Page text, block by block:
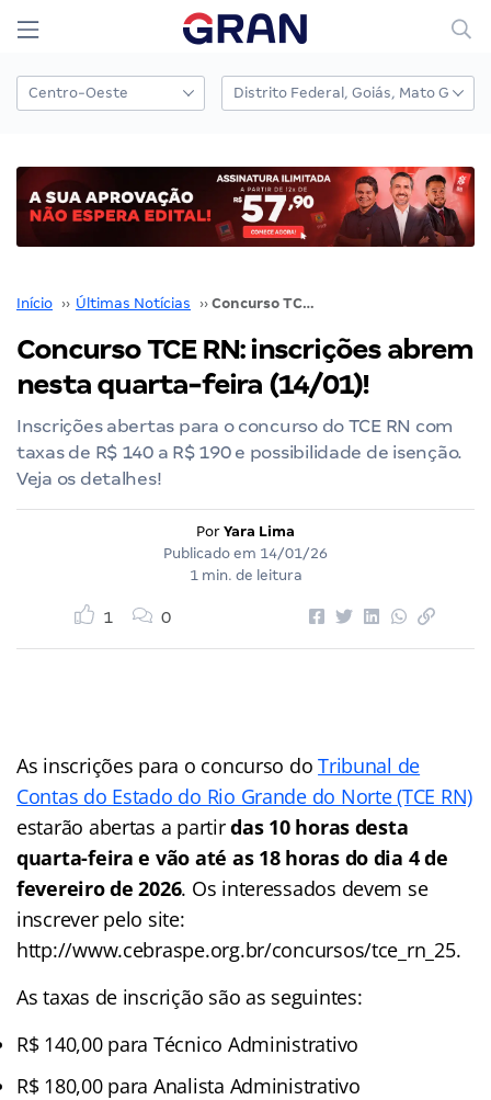
Início ›› Últimas Notícias ›› Concurso TCE RN: inscrições abrem nesta quarta-feira (14/01)!
Concurso TCE RN: inscrições abrem
nesta quarta-feira (14/01)!
Inscrições abertas para o concurso do TCE RN com
taxas de R$ 140 a R$ 190 e possibilidade de isenção.
Veja os detalhes!
Por Yara Lima
Publicado em 14/01/26
1 min. de leitura
1 0
As inscrições para o concurso doTribunal de
Contas do Estado do Rio Grande do Norte (TCE RN)
estarão abertas a partirdas 10 horas desta
quarta-feira e vão até as 18 horas do dia 4 de
fevereiro de 2026. Os interessados devem se
inscrever pelo site:
http://www.cebraspe.org.br/concursos/tce_rn_25.
As taxas de inscrição são as seguintes:
R$ 140,00 para Técnico Administrativo
R$ 180,00 para Analista Administrativo